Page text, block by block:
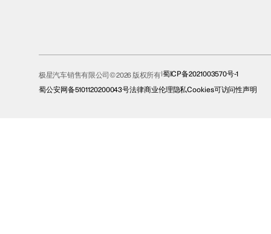
极星汽车销售有限公司© 2026 版权所有 蜀ICP备2021003570号-1
蜀公安网备5101120200043号法律商业伦理隐私Cookies可访问性声明